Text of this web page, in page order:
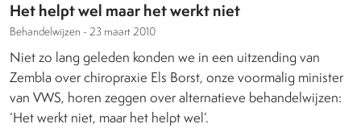
Het helpt wel maar het werkt niet
Behandelwijzen - 23 maart 2010
Niet zo lang geleden konden we in een uitzending van
Zembla over chiropraxie Els Borst, onze voormalig minister
van VWS, horen zeggen over alternatieve behandelwijzen:
‘Het werkt niet, maar het helpt wel’.